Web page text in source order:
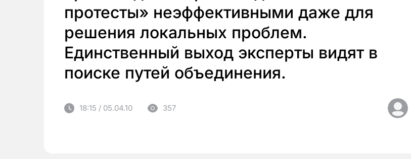
протесты» неэффективными даже для
решения локальных проблем.
Единственный выход эксперты видят в
поиске путей объединения.
18:15 / 05.04.10 357